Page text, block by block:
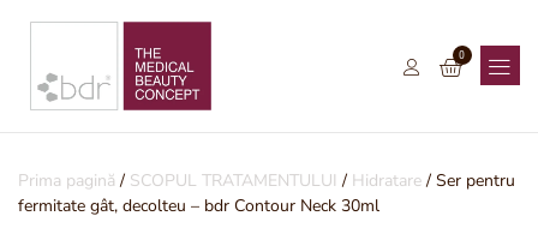
0
Prima pagină / SCOPUL TRATAMENTULUI / Hidratare / Ser pentru
fermitate gât, decolteu – bdr Contour Neck 30ml